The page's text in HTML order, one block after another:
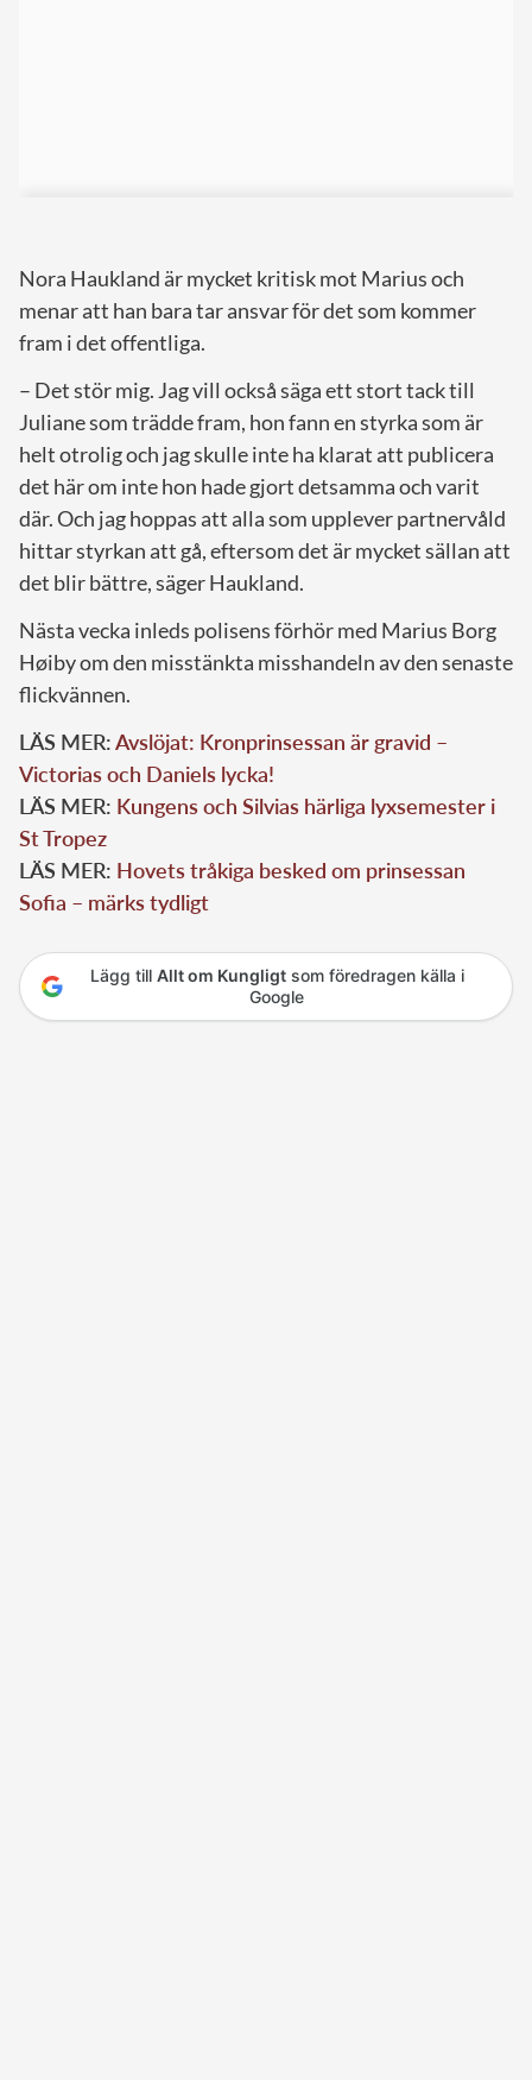
Nora Haukland är mycket kritisk mot Marius och
menar att han bara tar ansvar för det som kommer
fram i det offentliga.
– Det stör mig. Jag vill också säga ett stort tack till
Juliane som trädde fram, hon fann en styrka som är
helt otrolig och jag skulle inte ha klarat att publicera
det här om inte hon hade gjort detsamma och varit
där. Och jag hoppas att alla som upplever partnervåld
hittar styrkan att gå, eftersom det är mycket sällan att
det blir bättre, säger Haukland.
Nästa vecka inleds polisens förhör med Marius Borg
Høiby om den misstänkta misshandeln av den senaste
flickvännen.
LÄS MER:Avslöjat: Kronprinsessan är gravid –
Victorias och Daniels lycka!
LÄS MER: Kungens och Silvias härliga lyxsemester i
St Tropez
LÄS MER: Hovets tråkiga besked om prinsessan
Sofia – märks tydligt
Lägg till Allt om Kungligtsom föredragen källa i
Google